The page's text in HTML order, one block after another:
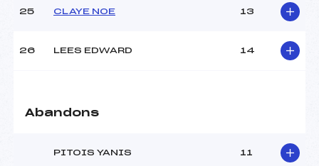
25 CLAYE NOE 13
26 LEES EDWARD 14
Abandons
PITOIS YANIS 11